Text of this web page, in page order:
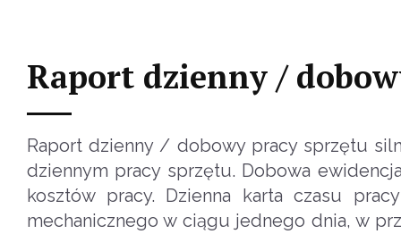
Raport dzienny /
Raport dzienny / dobowy pracy sprzętu
dziennym pracy sprzętu. Dobowa
kosztów pracy. Dzienna karta czasu
mechanicznego w ciągu jednego dnia, w